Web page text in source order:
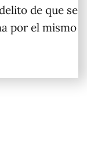
de que se
por el mismo